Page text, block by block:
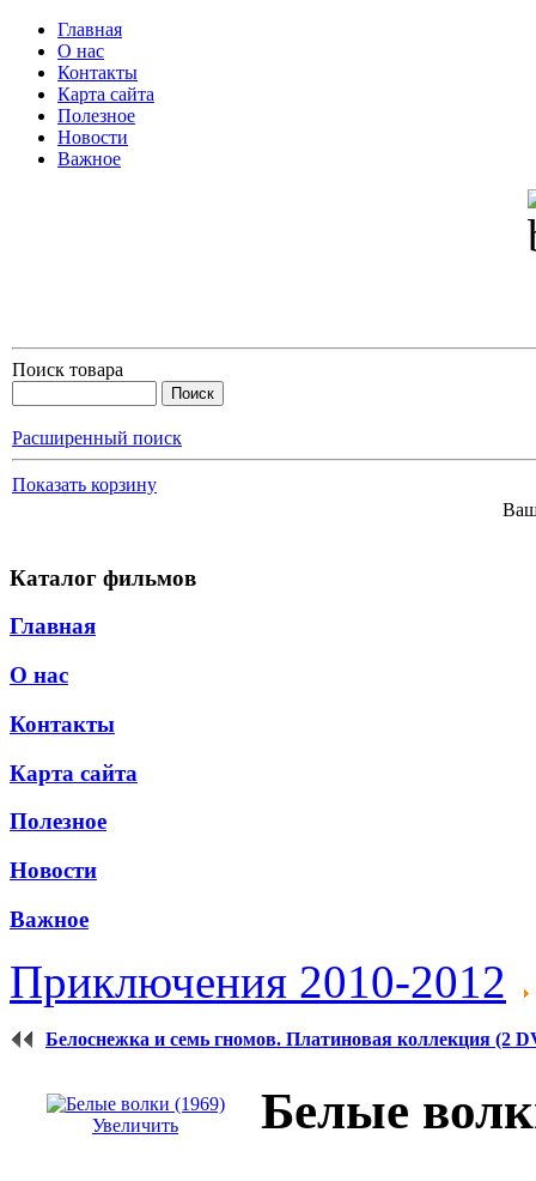
Главная
О нас
Контакты
Карта сайта
Полезное
Новости
Важное
Поиск товара
Расширенный поиск
Показать корзину
Каталог фильмов
Главная
О нас
Контакты
Карта сайта
Полезное
Новости
Важное
Приключения 2010-2012
Белоснежка и семь гномов. Платиновая коллекция (2
Увеличить Белые